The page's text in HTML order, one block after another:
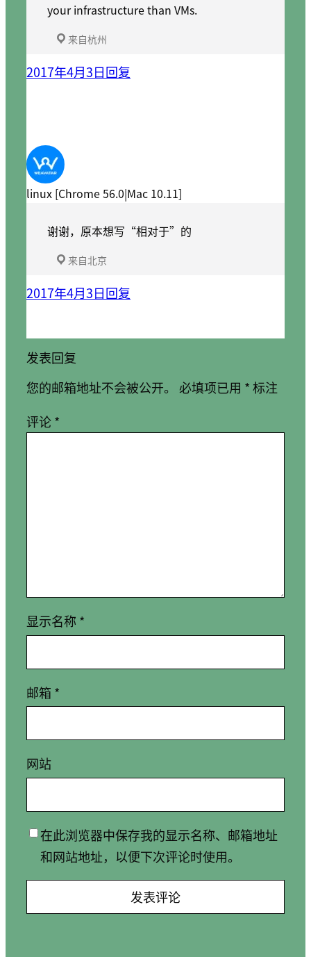
your infrastructure than VMs.
来自杭州
2017年4月3日回复
linux [Chrome 56.0|Mac 10.11]
谢谢，原本想写“相对于”的
来自北京
2017年4月3日回复
发表回复
您的邮箱地址不会被公开。
必填项已用 *标注
评论*
显示名称 *
邮箱 *
网站
在此浏览器中保存我的显示名称、邮箱地址
和网站地址，以便下次评论时使用。